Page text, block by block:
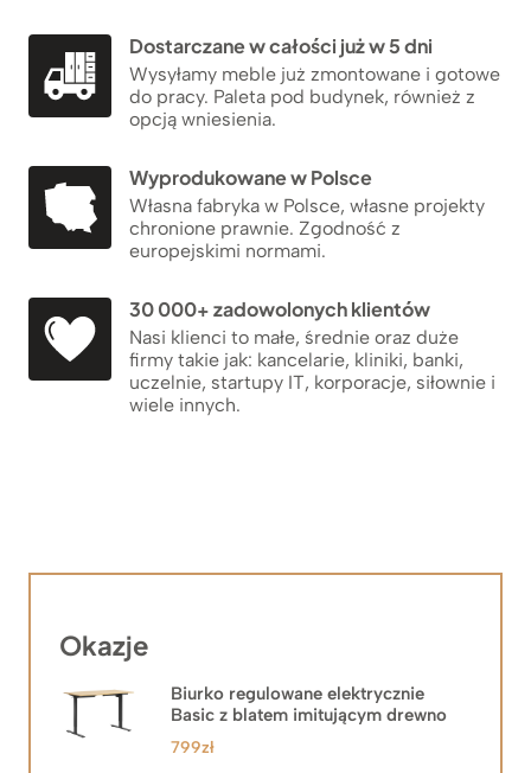
Dostarczane w całości już w 5 dni
Wysyłamy meble już zmontowane i gotowe
do pracy. Paleta pod budynek, również z
opcją wniesienia.
Wyprodukowane w Polsce
Własna fabryka w Polsce, własne projekty
chronione prawnie. Zgodność z
europejskimi normami.
30 000+ zadowolonych klientów
Nasi klienci to małe, średnie oraz duże
firmy takie jak: kancelarie, kliniki, banki,
uczelnie, startupy IT, korporacje, siłownie i
wiele innych.
Okazje
Biurko regulowane elektrycznie
Basic z blatem imitującym drewno
799zł